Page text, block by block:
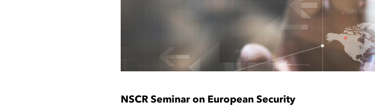
NSCR Seminar on European Security